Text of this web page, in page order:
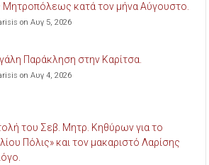
Μητροπόλεως κατά τον μήνα Αύγουστο.
on Αυγ 5, 2026
Παράκληση στην Καρίτσα.
on Αυγ 4, 2026
του Σεβ. Μητρ. Κηθύρων για το
Πόλις» και τον μακαριστό Λαρίσης